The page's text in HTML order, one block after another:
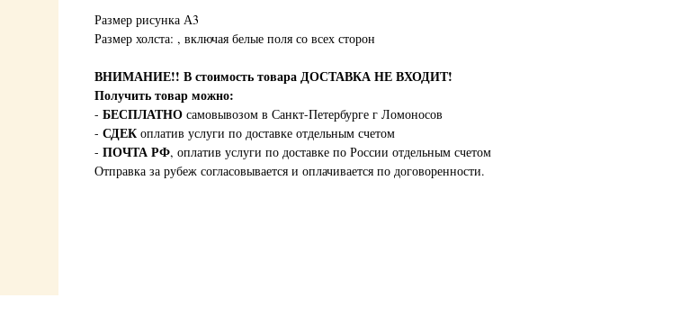
Размер рисунка А3
Размер холста: , включая белые поля со всех сторон
ВНИМАНИЕ!! В стоимость товара ДОСТАВКА НЕ ВХОДИТ!
Получить товар можно:
- БЕСПЛАТНО самовывозом в Санкт-Петербурге г Ломоносов
- СДЕК оплатив услуги по доставке отдельным счетом
- ПОЧТА РФ, оплатив услуги по доставке по России отдельным счетом
Отправка за рубеж согласовывается и оплачивается по договоренности.